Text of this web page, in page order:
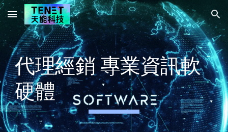
Skip to main content Skip to navigation
代理經銷專業資訊軟
硬體